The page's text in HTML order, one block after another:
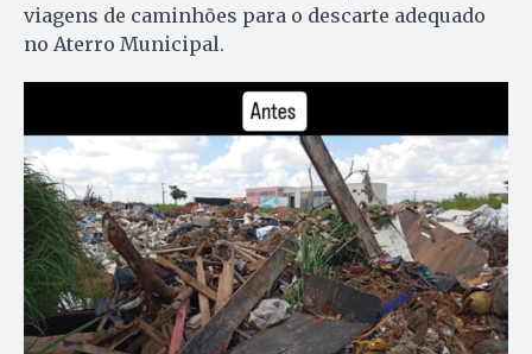
viagens de caminhões para o descarte adequado
no Aterro Municipal.